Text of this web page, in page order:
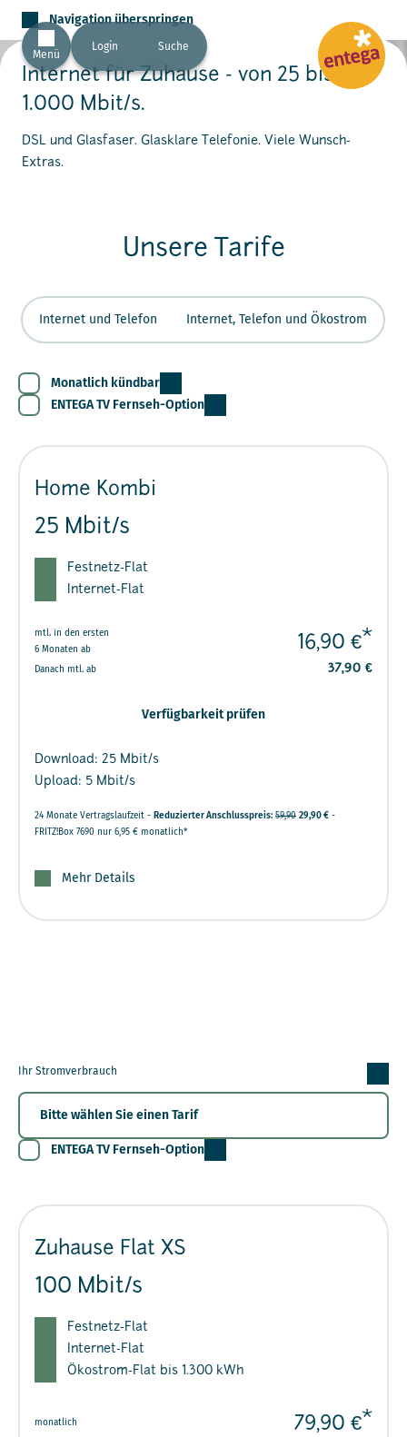
Navigation überspringen
Menü
Login Suche
Internet für Zuhause - von 25 bis
1.000 Mbit/s.
DSL und Glasfaser. Glasklare Telefonie. Viele Wunsch-
Extras.
Unsere Tarife
Internet und Telefon Internet, Telefon und Ökostrom
Monatlich kündbar
ENTEGA TV Fernseh-Option
Home Kombi
25 Mbit/s
Festnetz-Flat
Internet-Flat
mtl. in den ersten
6 Monaten ab
16,90 €*
Danach mtl. ab 37,90 €
Verfügbarkeit prüfen
Download: 25 Mbit/s
Upload: 5 Mbit/s
24 Monate Vertragslaufzeit - Reduzierter Anschlusspreis: 59,90 29,90 € -
FRITZ!Box 7690 nur 6,95 € monatlich*
Mehr Details
Ihr Stromverbrauch
ENTEGA TV Fernseh-Option
Zuhause Flat XS
100 Mbit/s
Festnetz-Flat
Internet-Flat
Ökostrom-Flat bis 1.300 kWh
monatlich 79,90 €*